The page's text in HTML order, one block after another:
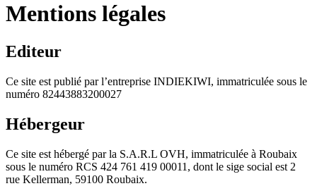
Mentions légales
Editeur
Ce site est publié par l’entreprise INDIEKIWI, immatriculée sous le
numéro 82443883200027
Hébergeur
Ce site est hébergé par la S.A.R.L OVH, immatriculée à Roubaix
sous le numéro RCS 424 761 419 00011, dont le sige social est 2
rue Kellerman, 59100 Roubaix.